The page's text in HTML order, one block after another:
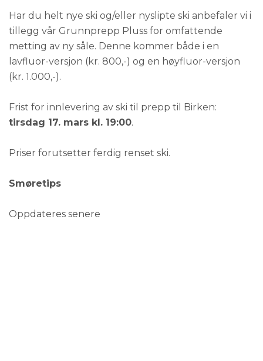
Har du helt nye ski og/eller nyslipte ski anbefaler vi i
tillegg vår Grunnprepp Pluss for omfattende
metting av ny såle. Denne kommer både i en
lavfluor-versjon (kr. 800,-) og en høyfluor-versjon
(kr. 1.000,-).
Frist for innlevering av ski til prepp til Birken:
tirsdag 17. mars kl. 19:00.
Priser forutsetter ferdig renset ski.
Smøretips
Oppdateres senere